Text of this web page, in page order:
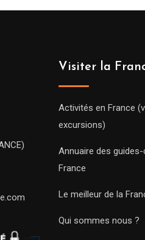
Visiter la
Activités en France
excursions)
Annuaire des
France
Le meilleur de la
Qui sommes nous ?